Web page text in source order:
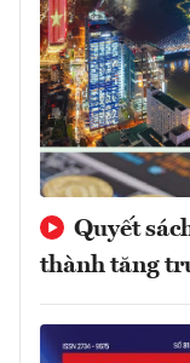
Quyết
thành tăng